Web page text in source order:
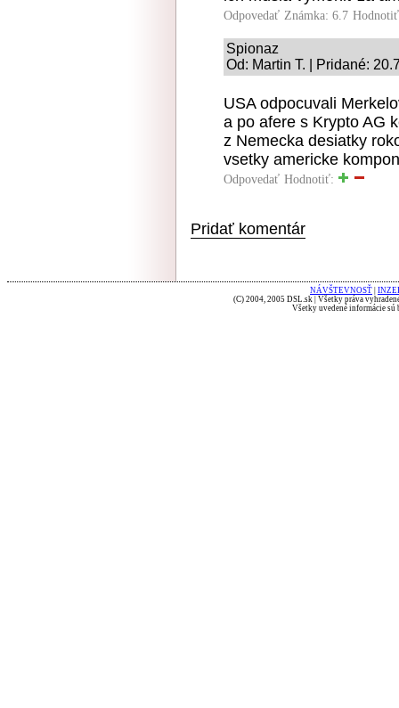
Odpovedať Známka: 6.7
Spionaz
Od: Martin T. | Pridané:
USA odpocuvali
a po afere s Krypto AG
z Nemecka desiatky
vsetky americke
Odpovedať Hodnotiť:
Pridať komentár
NÁVŠTEVNOSŤ
(C) 2004, 2005 DSL.sk | Všetky práva
Všetky uvedené informácie sú